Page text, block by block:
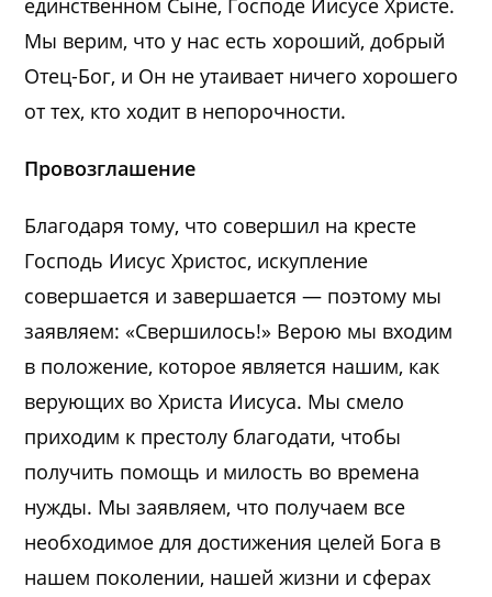
единственном Сыне, Господе Иисусе Христе.
Мы верим, что у нас есть хороший, добрый
Отец-Бог, и Он не утаивает ничего хорошего
от тех, кто ходит в непорочности.
Провозглашение
Благодаря тому, что совершил на кресте
Господь Иисус Христос, искупление
совершается и завершается — поэтому мы
заявляем: «Свершилось!» Верою мы входим
в положение, которое является нашим, как
верующих во Христа Иисуса. Мы смело
приходим к престолу благодати, чтобы
получить помощь и милость во времена
нужды. Мы заявляем, что получаем все
необходимое для достижения целей Бога в
нашем поколении, нашей жизни и сферах